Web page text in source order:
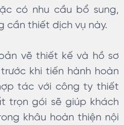
có nhu cầu bổ sung,
cần thiết dịch vụ này.
vẽ thiết kế và hồ sơ
khi tiến hành hoàn
tác với công ty thiết
trọn gói sẽ giúp khách
khâu hoàn thiện nội